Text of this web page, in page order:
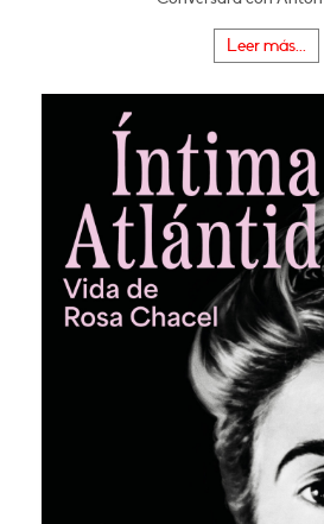
Leer más...